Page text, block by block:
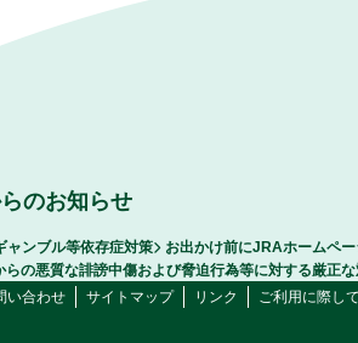
のお知らせ
ャンブル等依存症対策
お出かけ前にJRAホームペ
らの悪質な誹謗中傷および脅迫行為等に対する厳正
い合わせ
サイトマップ リンク ご利用に際し